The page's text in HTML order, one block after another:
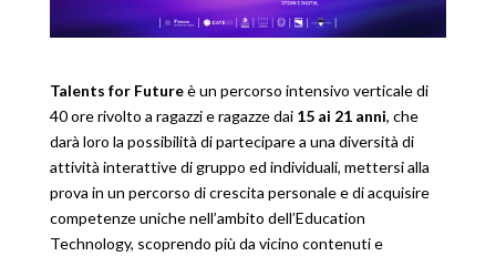
Talents for Futureè un percorso intensivo verticale di
40 ore rivolto a ragazzi e ragazze dai15 ai 21 anni, che
darà loro la possibilità di partecipare a una diversità di
attività interattive di gruppo ed individuali, mettersi alla
prova in un percorso di crescita personale e di acquisire
competenze uniche nell’ambito dell’Education
Technology, scoprendo più da vicino contenuti e